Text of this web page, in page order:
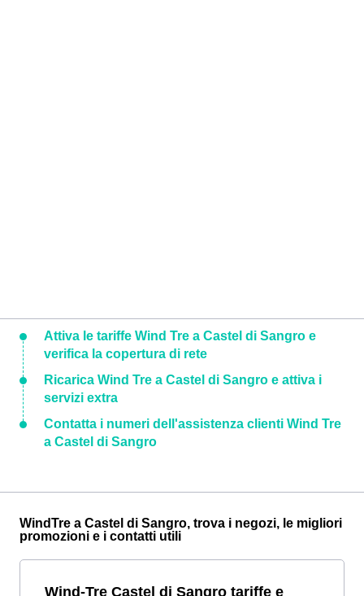
Attiva le tariffe Wind Tre a Castel di Sangro e
verifica la copertura di rete
Ricarica Wind Tre a Castel di Sangro e attiva i
servizi extra
Contatta i numeri dell'assistenza clienti Wind Tre
a Castel di Sangro
WindTre a Castel di Sangro, trova i negozi, le migliori
promozioni e i contatti utili
Wind-Tre Castel di Sangro tariffe e